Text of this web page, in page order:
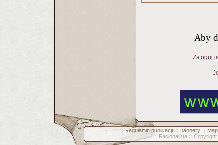
Aby
Zaloguj
[ Regulamin publikacji] [ Bannery] [
Racjonalista © Copyright